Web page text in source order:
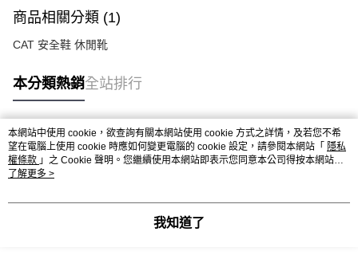
商品相關分類 (1)
CAT 安全鞋 休閒靴
本分類熱銷全站排行
熱門標籤
本網站中使用 cookie，欲查詢有關本網站使用 cookie 方式之詳情，及若您不希
望在電腦上使用 cookie 時應如何變更電腦的 cookie 設定，請參閱本網站「 隱私
權條款 」之 Cookie 聲明。您繼續使用本網站即表示您同意本公司得按本網站使
用條款之 Cookie 聲明使用 cookie。
了解更多 >
我知道了